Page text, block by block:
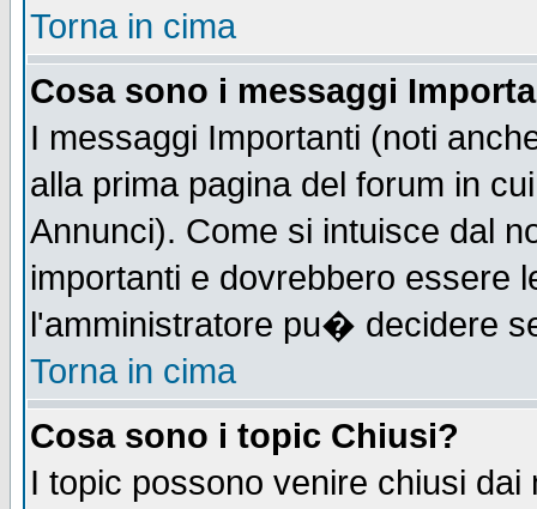
Torna in cima
Cosa sono i messaggi
I messaggi Importanti (noti
alla prima pagina del forum in
Annunci). Come si intuisce dal
importanti e dovrebbero essere
l'amministratore pu� decidere
Torna in cima
Cosa sono i topic Chiusi?
I topic possono venire chiusi